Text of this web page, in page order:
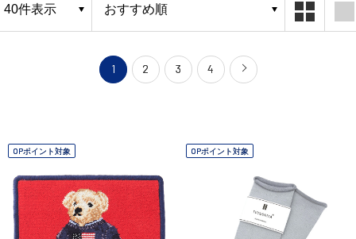
1 2 3 4
OPポイント対象 OPポイント対象